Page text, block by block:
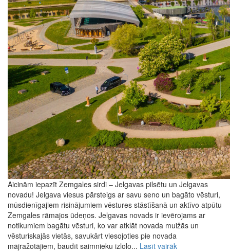
Aicinām iepazīt Zemgales sirdi – Jelgavas pilsētu un Jelgavas
novadu! Jelgava viesus pārsteigs ar savu seno un bagāto vēsturi,
mūsdienīgajiem risinājumiem vēstures stāstīšanā un aktīvo atpūtu
Zemgales rāmajos ūdeņos. Jelgavas novads ir ievērojams ar
notikumiem bagātu vēsturi, ko var atklāt novada muižās un
vēsturiskajās vietās, savukārt viesojoties pie novada
mājražotājiem, baudīt saimnieku izlolo... Lasīt vairāk